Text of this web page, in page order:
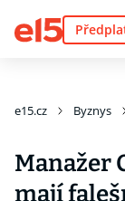
e15.cz Byznys
Manažer
mají